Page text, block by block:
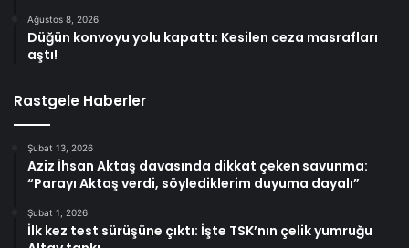
Ağustos 8, 2026
Düğün konvoyu yolu kapattı: Kesilen ceza masrafları
aştı!
Rastgele Haberler
Şubat 13, 2026
Aziz İhsan Aktaş davasında dikkat çeken savunma:
“Parayı Aktaş verdi, söylediklerim duyuma dayalı”
Şubat 1, 2026
İlk kez test sürüşüne çıktı: İşte TSK’nın çelik yumruğu